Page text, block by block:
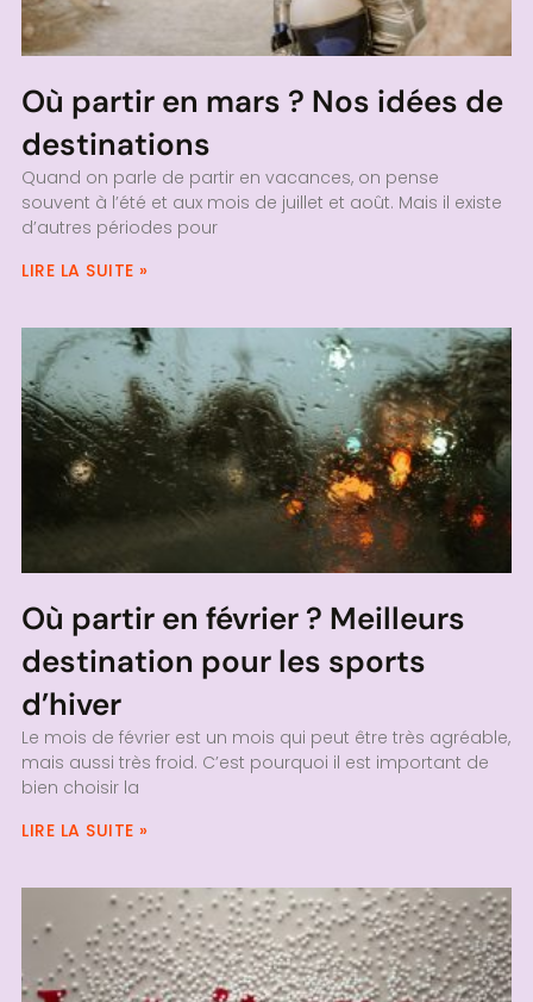
Où partir en mars ? Nos idées de
destinations
Quand on parle de partir en vacances, on pense
souvent à l’été et aux mois de juillet et août. Mais il existe
d’autres périodes pour
LIRE LA SUITE »
Où partir en février ? Meilleurs
destination pour les sports
d’hiver
Le mois de février est un mois qui peut être très agréable,
mais aussi très froid. C’est pourquoi il est important de
bien choisir la
LIRE LA SUITE »